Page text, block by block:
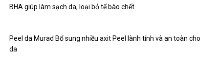
BHA giúp làm sạch da, loại bỏ tế bào chết.
Peel da Murad Bổ sung nhiều axit Peel lành tính và an toàn cho
da